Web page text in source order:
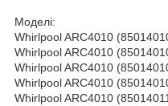
Моделі:
Whirlpool ARC4010
Whirlpool ARC4010
Whirlpool ARC4010
Whirlpool ARC4010
Whirlpool ARC4010